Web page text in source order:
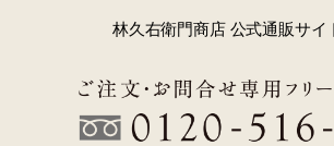
林久右衛門商店 公式通販サイ